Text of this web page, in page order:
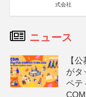
式会社
ニュース
【
がタ
ペテ